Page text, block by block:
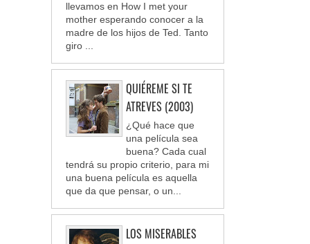
llevamos en How I met your
mother esperando conocer a la
madre de los hijos de Ted. Tanto
giro ...
QUIÉREME SI TE
ATREVES (2003)
¿Qué hace que
una película sea
buena? Cada cual
tendrá su propio criterio, para mi
una buena película es aquella
que da que pensar, o un...
LOS MISERABLES